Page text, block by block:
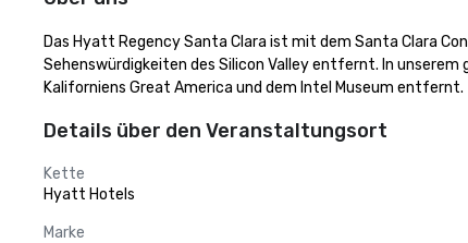
Das Hyatt Regency Santa Clara ist mit dem Santa Clara
Sehenswürdigkeiten des Silicon Valley entfernt. In
Kaliforniens Great America und dem Intel Museum entfernt.
Details über den Veranstaltungsort
Kette
Hyatt Hotels
Marke